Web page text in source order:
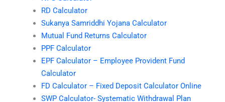
RD Calculator
Sukanya Samriddhi Yojana Calculator
Mutual Fund Returns Calculator
PPF Calculator
EPF Calculator – Employee Provident Fund
Calculator
FD Calculator – Fixed Deposit Calculator Online
SWP Calculator- Systematic Withdrawal Plan